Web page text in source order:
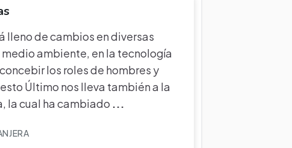
lleno de cambios en diversas
ambiente, en la tecnología
los roles de hombres y
Último nos lleva también a la
la cual ha cambiado ...